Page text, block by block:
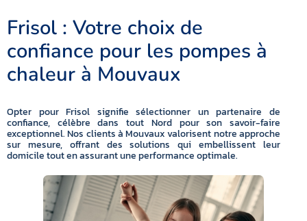
Frisol : Votre choix de
confiance pour les pompes à
chaleur à Mouvaux
Opter pour Frisol signifie sélectionner un partenaire de
confiance, célèbre dans tout Nord pour son savoir-faire
exceptionnel. Nos clients à Mouvaux valorisent notre approche
sur mesure, offrant des solutions qui embellissent leur
domicile tout en assurant une performance optimale.